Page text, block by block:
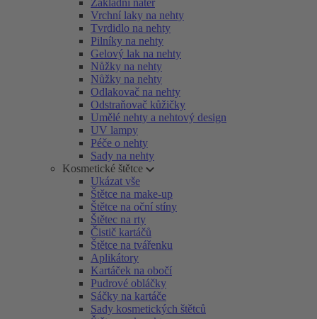
Základní nátěr
Vrchní laky na nehty
Tvrdidlo na nehty
Pilníky na nehty
Gelový lak na nehty
Nůžky na nehty
Nůžky na nehty
Odlakovač na nehty
Odstraňovač kůžičky
Umělé nehty a nehtový design
UV lampy
Péče o nehty
Sady na nehty
Kosmetické štětce
Ukázat vše
Štětce na make-up
Štětce na oční stíny
Štětec na rty
Čistič kartáčů
Štětce na tvářenku
Aplikátory
Kartáček na obočí
Pudrové obláčky
Sáčky na kartáče
Sady kosmetických štětců